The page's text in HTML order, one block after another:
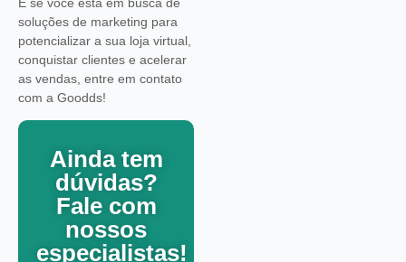
soluções de marketing para
potencializar a sua loja virtual,
conquistar clientes e acelerar
as vendas, entre em contato
com a Goodds!
Ainda tem
dúvidas?
Fale com
nossos
especialistas!